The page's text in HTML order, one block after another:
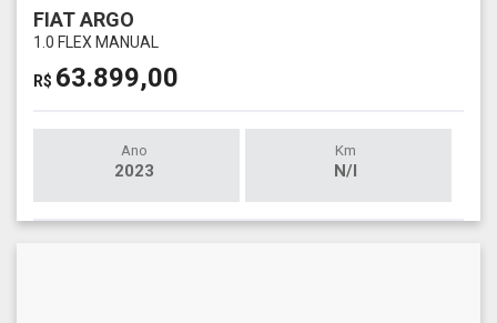
FIAT ARGO
1.0 FLEX MANUAL
R$ 63.899,00
Ano
2023
Km
N/I